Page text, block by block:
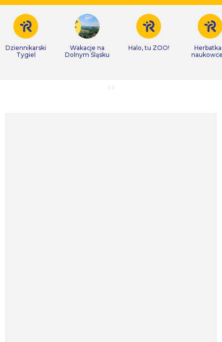
Dziennikarski
Tygiel
Wakacje na
Dolnym Śląsku
Halo, tu ZOO!